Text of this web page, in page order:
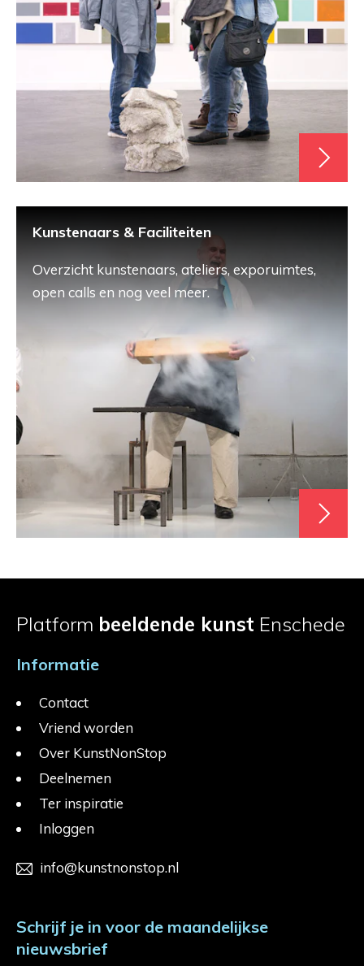
Kunstenaars & Faciliteiten
Overzicht kunstenaars, ateliers, exporuimtes,
open calls en nog veel meer.
Platform beeldende kunst Enschede
Informatie
Contact
Vriend worden
Over KunstNonStop
Deelnemen
Ter inspiratie
Inloggen
info@kunstnonstop.nl
Schrijf je in voor de maandelijkse
nieuwsbrief